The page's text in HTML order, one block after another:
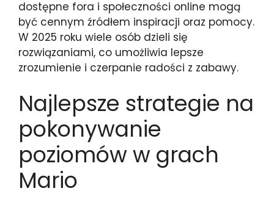
dostępne fora i społeczności online mogą
być cennym źródłem inspiracji oraz pomocy.
W 2025 roku wiele osób dzieli się
rozwiązaniami, co umożliwia lepsze
zrozumienie i czerpanie radości z zabawy.
Najlepsze strategie na
pokonywanie
poziomów w grach
Mario